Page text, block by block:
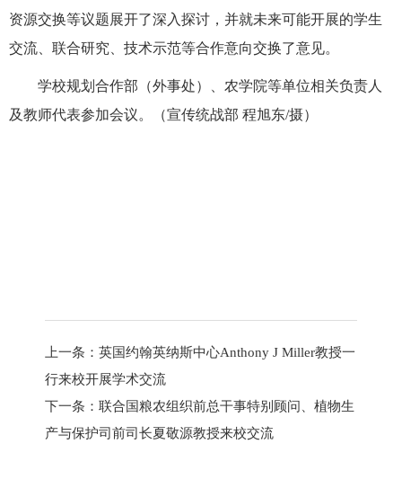
资源交换等议题展开了深入探讨，并就未来可能开展的学生
交流、联合研究、技术示范等合作意向交换了意见。
学校规划合作部（外事处）、农学院等单位相关负责人
及教师代表参加会议。（宣传统战部 程旭东/摄）
上一条： 英国约翰英纳斯中心Anthony J Miller教授一
行来校开展学术交流
下一条： 联合国粮农组织前总干事特别顾问、植物生
产与保护司前司长夏敬源教授来校交流